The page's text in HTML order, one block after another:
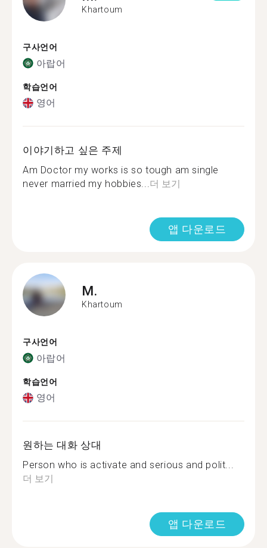
Khartoum
구사언어
아랍어
학습언어
영어
이야기하고 싶은 주제
Am Doctor my works is so tough am single
never married my hobbies...더 보기
앱 다운로드
M.
Khartoum
구사언어
아랍어
학습언어
영어
원하는 대화 상대
Person who is activate and serious and polit...
더 보기
앱 다운로드